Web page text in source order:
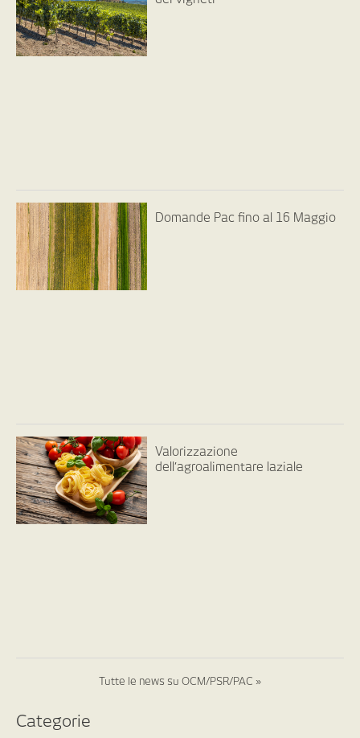
Domande Pac fino al 16 Maggio
Valorizzazione
dell’agroalimentare laziale
Tutte le news su OCM/PSR/PAC »
Categorie